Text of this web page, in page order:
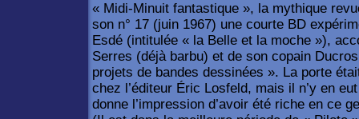
« Midi-Minuit fantastique », la mythique
son n° 17 (juin 1967) une courte BD
Esdé (intitulée « la Belle et la moche »),
Serres (déjà barbu) et de son copain
projets de bandes dessinées ». La porte
chez l’éditeur Éric Losfeld, mais il n’y en
donne l’impression d’avoir été riche en ce